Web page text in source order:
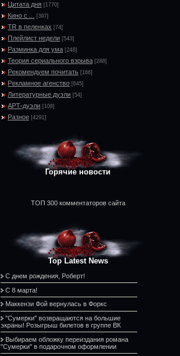
Цитата дня [1770]
Кино с ... [397]
TR в пеленках [74]
Плейлист недели [543]
Разминка для ума [248]
Теория сериального взрыва [288]
Рекомендуем почитать [166]
Рекламное агенство [645]
Литературные дуэли [54]
АРТ-дуэли [108]
Разное [4291]
Горячие новости
ТОП 300 комментаторов сайта
Top Latest News
С днем рождения, Роберт!
С 8 марта!
Маккензи Фой вернулась в Форкс
"Сумерки" возвращаются на большие
экраны! Розыгрыш билетов в группе ВК
Выбираем обложку переиздания романа
"Сумерки" в подарочном оформлении